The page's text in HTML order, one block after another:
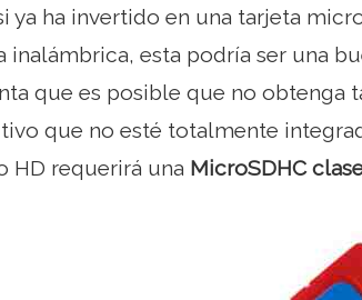
ya ha invertido en una tarjeta
inalámbrica, esta podría ser una
que es posible que no obtenga
que no esté totalmente
HD requerirá una MicroSDHC